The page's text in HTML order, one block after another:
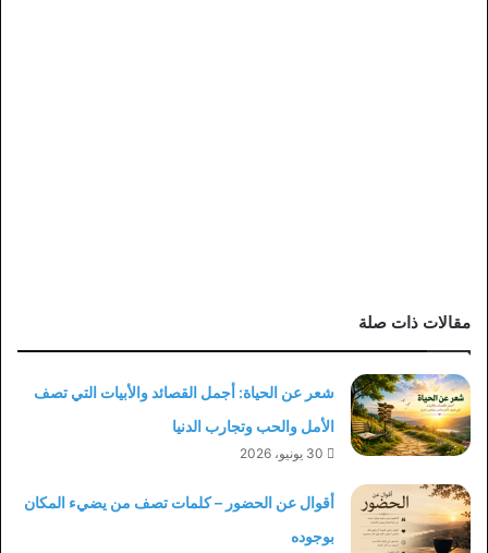
مقالات ذات صلة
شعر عن الحياة: أجمل القصائد والأبيات التي تصف
الأمل والحب وتجارب الدنيا
30 يونيو، 2026
أقوال عن الحضور – كلمات تصف من يضيء المكان
بوجوده